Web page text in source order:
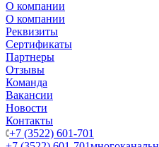
О компании
О компании
Реквизиты
Сертификаты
Партнеры
Отзывы
Команда
Вакансии
Новости
Контакты
+7 (3522) 601-701